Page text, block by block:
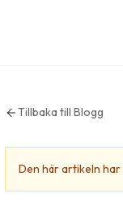
Tillbaka till Blogg
Den här artikeln